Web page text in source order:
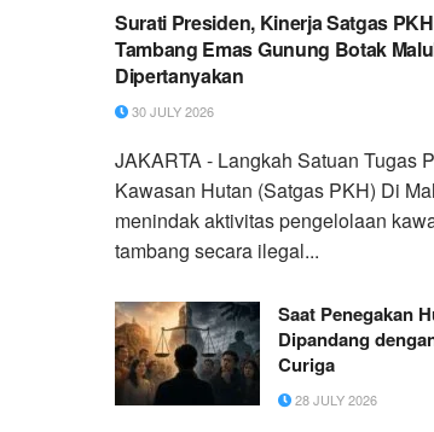
Surati Presiden, Kinerja Satgas
Tambang Emas Gunung Botak
Dipertanyakan
30 JULY 2026
JAKARTA - Langkah Satuan Tugas
Kawasan Hutan (Satgas PKH) Di
menindak aktivitas pengelolaan
tambang secara ilegal...
Saat Penegakan
Dipandang
Curiga
28 JULY 2026